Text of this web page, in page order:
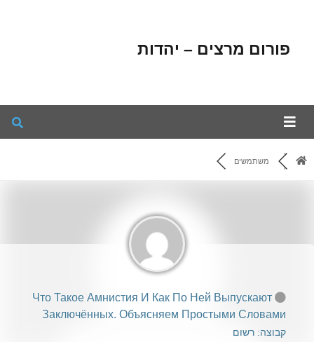
פורום מרצים – יהדות
משתמשים
Что Такое Амнистия И Как По Ней Выпускают
Заключённых. Объясняем Простыми Словами
קבוצה: רשום